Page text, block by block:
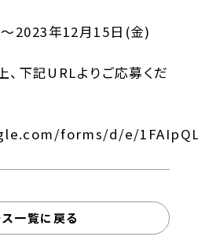
2023年12月15日(金)
、下記URLよりご応募くだ
forms/d/e/
一覧に戻る